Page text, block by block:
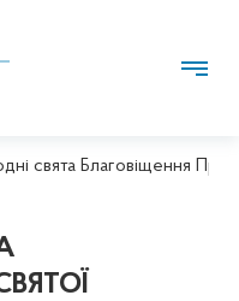
свята Благовіщення